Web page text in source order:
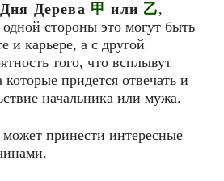
Дерева 甲 или 乙,
стороны это могут быть
и карьере, а с другой
того, что всплывут
придется отвечать и
начальника или мужа.
принести интересные